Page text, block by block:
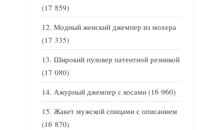
(17 859)
Модный женский джемпер из мохера
(17 335)
Широкий пуловер патентной резинкой
(17 080)
Ажурный джемпер с косами (16 960)
Жакет мужской спицами с описанием
(16 870)